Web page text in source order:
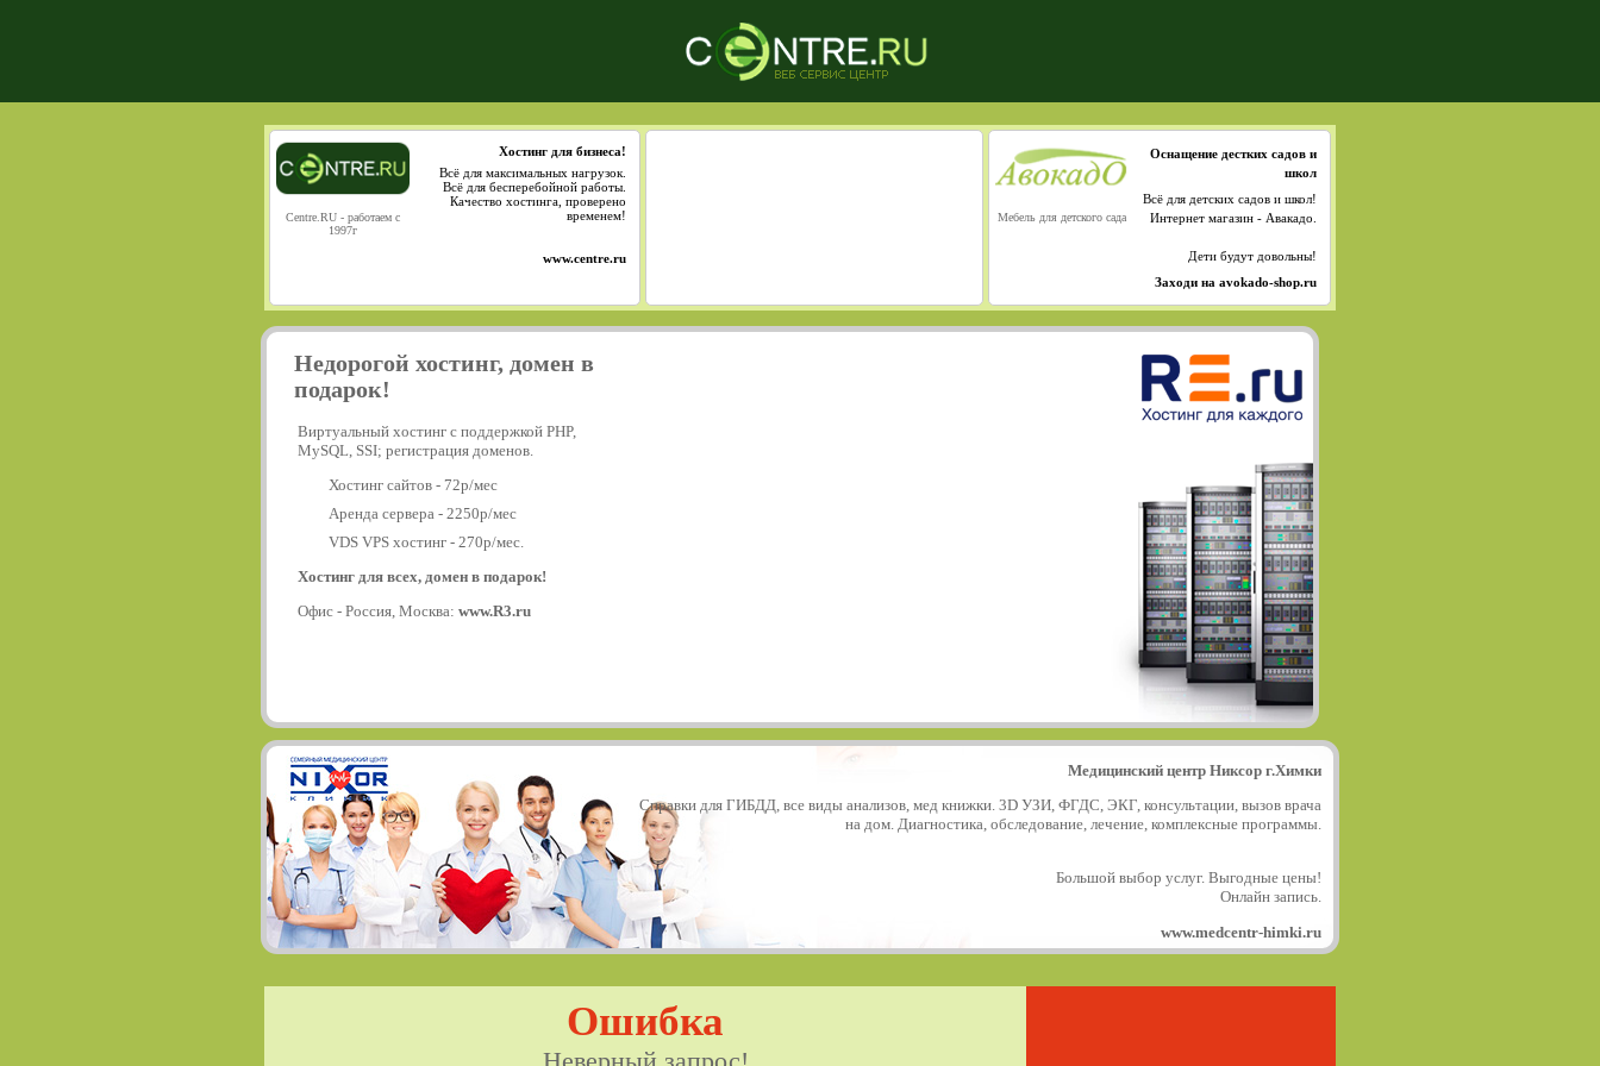
Centre.RU - работаем с
1997г
Хостинг для бизнеса!
Всё для максимальных нагрузок.
Всё для бесперебойной работы.
Качество хостинга, проверено
временем!
www.centre.ru
Мебель для детского сада
Оснащение дестких садов и
школ
Всё для детских садов и школ!
Интернет магазин - Авакадо.
Дети будут довольны!
Заходи на avokado-shop.ru
Недорогой хостинг, домен в
подарок!
Виртуальный хостинг с поддержкой PHP,
MySQL, SSI; регистрация доменов.
Хостинг сайтов - 72р/мес
Аренда сервера - 2250р/мес
VDS VPS хостинг - 270р/мес.
Хостинг для всех, домен в подарок!
Офис - Россия, Москва: www.R3.ru
Медицинский центр Никсор г.Химки
Справки для ГИБДД, все виды анализов, мед книжки. 3D УЗИ, ФГДС, ЭКГ, консультации, вызов врача
на дом. Диагностика, обследование, лечение, комплексные программы.
Большой выбор услуг. Выгодные цены!
Онлайн запись.
www.medcentr-himki.ru
Ошибка